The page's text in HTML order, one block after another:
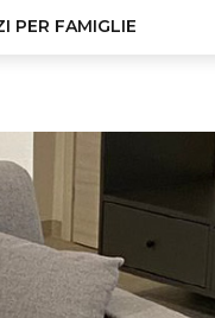
PER FAMIGLIE